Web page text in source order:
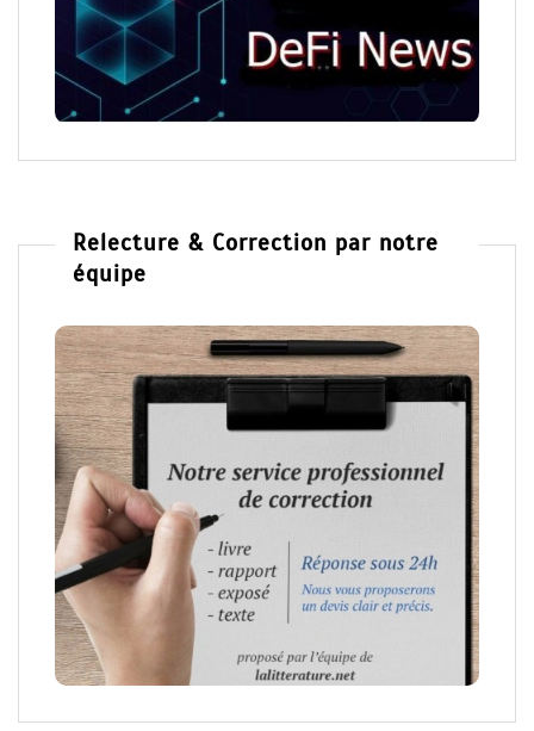
Relecture & Correction par notre
équipe